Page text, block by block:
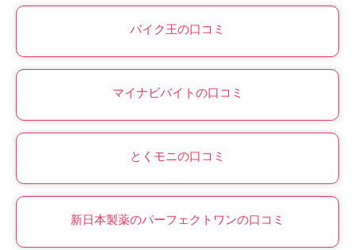
バイク王の口コミ
マイナビバイトの口コミ
とくモニの口コミ
新日本製薬のパーフェクトワンの口コミ